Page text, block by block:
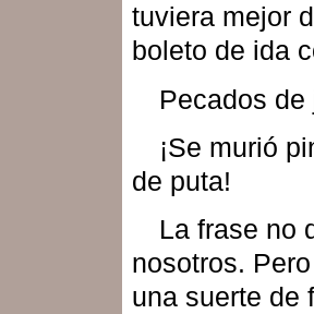
tuviera mejor
boleto de ida
Pecados de
¡Se murió
de puta!
La frase no
nosotros.
una suerte de